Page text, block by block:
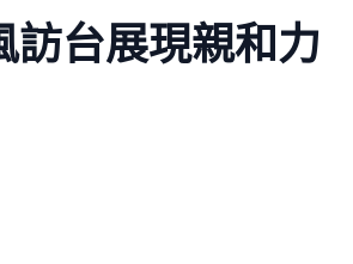
訪台展現親和